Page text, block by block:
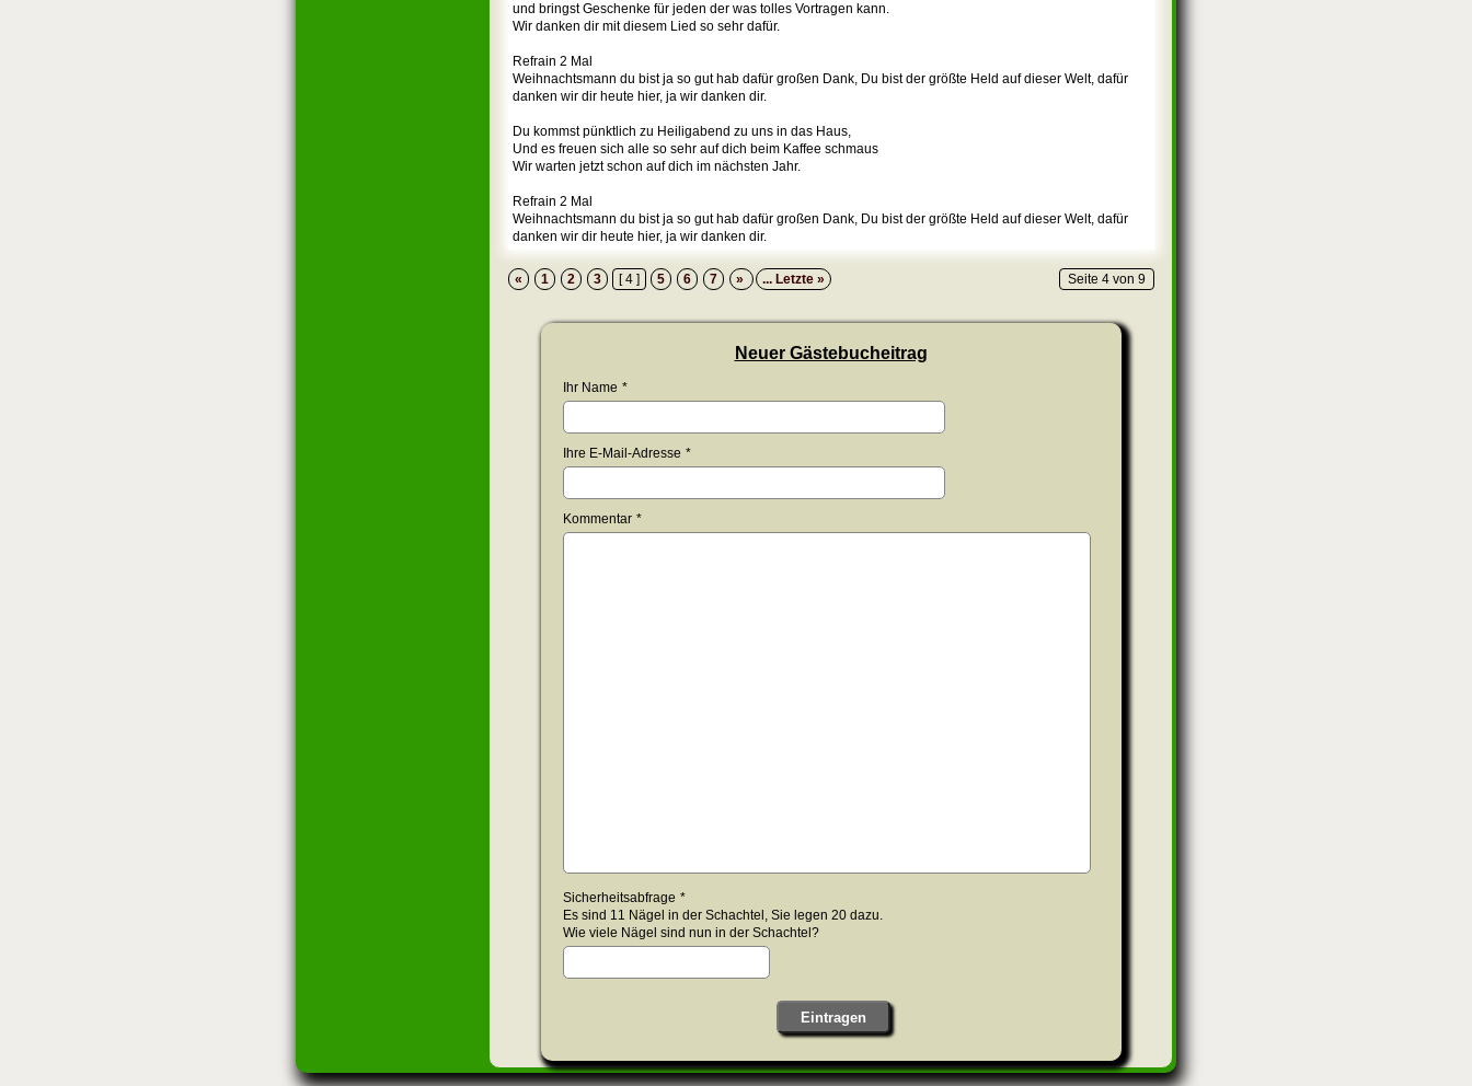
und bringst Geschenke für jeden der was tolles Vortragen kann.
Wir danken dir mit diesem Lied so sehr dafür.
Refrain 2 Mal
Weihnachtsmann du bist ja so gut hab dafür großen Dank, Du bist der größte Held auf dieser Welt, dafür
danken wir dir heute hier, ja wir danken dir.
Du kommst pünktlich zu Heiligabend zu uns in das Haus,
Und es freuen sich alle so sehr auf dich beim Kaffee schmaus
Wir warten jetzt schon auf dich im nächsten Jahr.
Refrain 2 Mal
Weihnachtsmann du bist ja so gut hab dafür großen Dank, Du bist der größte Held auf dieser Welt, dafür
danken wir dir heute hier, ja wir danken dir.
Seite 4 von 9
« 1 2 3 [ 4 ] 5 6 7 » ... Letzte »
Neuer Gästebucheitrag
Ihr Name *
Ihre E-Mail-Adresse *
Kommentar *
Sicherheitsabfrage *
Es sind 11 Nägel in der Schachtel, Sie legen 20 dazu.
Wie viele Nägel sind nun in der Schachtel?